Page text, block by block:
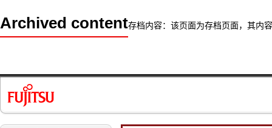
Archived content存档内容：该页面为存档页面，其内